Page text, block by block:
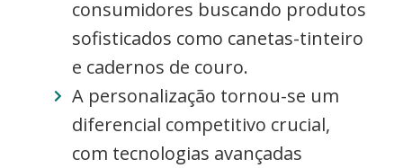
consumidores buscando produtos
sofisticados como canetas-tinteiro
e cadernos de couro.
A personalização tornou-se um
diferencial competitivo crucial,
com tecnologias avançadas